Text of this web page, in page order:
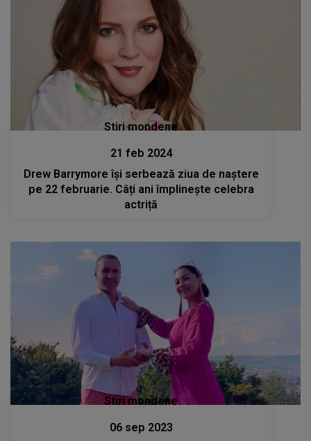
Stiri mondene
21 feb 2024
Drew Barrymore își serbează ziua de naștere
pe 22 februarie. Câți ani împlinește celebra
actriță
Stiri mondene
06 sep 2023